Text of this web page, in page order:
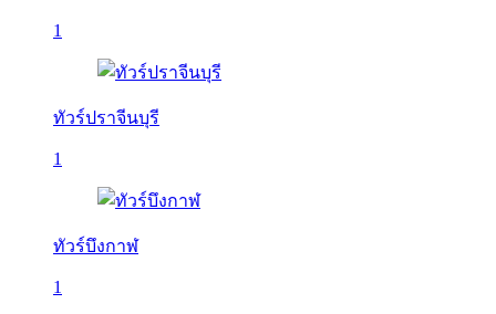
1
ทัวร์ปราจีนบุรี
1
ทัวร์บึงกาฬ
1